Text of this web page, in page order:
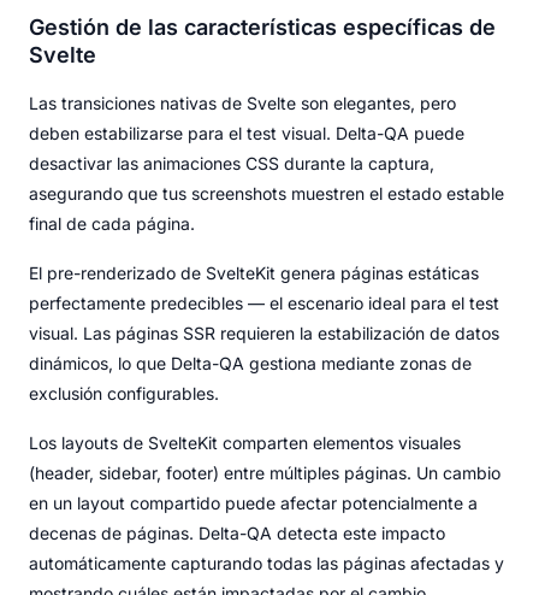
Gestión de las características específicas de
Svelte
Las transiciones nativas de Svelte son elegantes, pero
deben estabilizarse para el test visual. Delta-QA puede
desactivar las animaciones CSS durante la captura,
asegurando que tus screenshots muestren el estado estable
final de cada página.
El pre-renderizado de SvelteKit genera páginas estáticas
perfectamente predecibles — el escenario ideal para el test
visual. Las páginas SSR requieren la estabilización de datos
dinámicos, lo que Delta-QA gestiona mediante zonas de
exclusión configurables.
Los layouts de SvelteKit comparten elementos visuales
(header, sidebar, footer) entre múltiples páginas. Un cambio
en un layout compartido puede afectar potencialmente a
decenas de páginas. Delta-QA detecta este impacto
automáticamente capturando todas las páginas afectadas y